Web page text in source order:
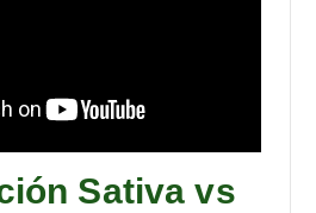
Sativa vs